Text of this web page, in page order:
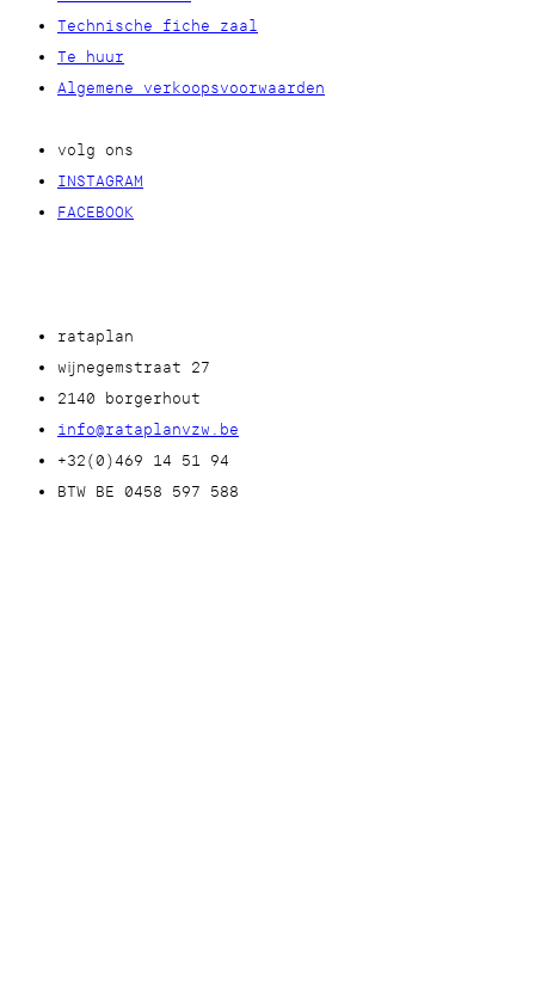
Technische fiche zaal
Te huur
Algemene verkoopsvoorwaarden
volg ons
INSTAGRAM
FACEBOOK
rataplan
wijnegemstraat 27
2140 borgerhout
info@rataplanvzw.be
+32(0)469 14 51 94
BTW BE 0458 597 588